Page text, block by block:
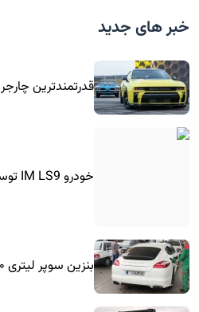
خبر های جدید
قدرتمندترین چارجر ۶ سیلندر، معرفی شد
خودرو IM LS9 توسط نیکا موتور رونمایی شد
بنزین سوپر لیتری ۱۳۰ هزار تومان شد!